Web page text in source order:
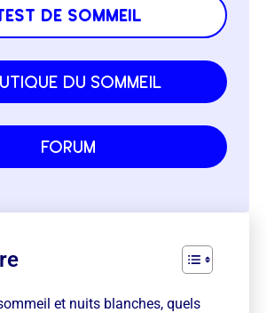
de sommeil
du sommeil
forum
et nuits blanches, quels